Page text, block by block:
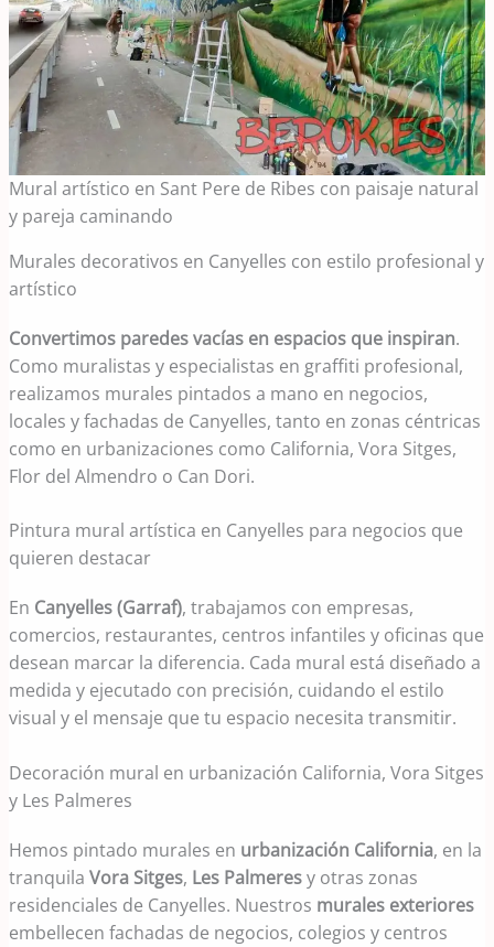
Mural artístico en Sant Pere de Ribes con paisaje natural
y pareja caminando
Murales decorativos en Canyelles con estilo profesional y
artístico
Convertimos paredes vacías en espacios que inspiran.
Como muralistas y especialistas en graffiti profesional,
realizamos murales pintados a mano en negocios,
locales y fachadas de Canyelles, tanto en zonas céntricas
como en urbanizaciones como California, Vora Sitges,
Flor del Almendro o Can Dori.
Pintura mural artística en Canyelles para negocios que
quieren destacar
En Canyelles (Garraf), trabajamos con empresas,
comercios, restaurantes, centros infantiles y oficinas que
desean marcar la diferencia. Cada mural está diseñado a
medida y ejecutado con precisión, cuidando el estilo
visual y el mensaje que tu espacio necesita transmitir.
Decoración mural en urbanización California, Vora Sitges
y Les Palmeres
Hemos pintado murales en urbanización California, en la
tranquilaVora Sitges, Les Palmeresy otras zonas
residenciales de Canyelles. Nuestros murales exteriores
embellecen fachadas de negocios, colegios y centros